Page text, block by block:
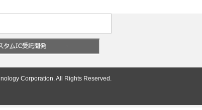
Corporation. All Rights Reserved.